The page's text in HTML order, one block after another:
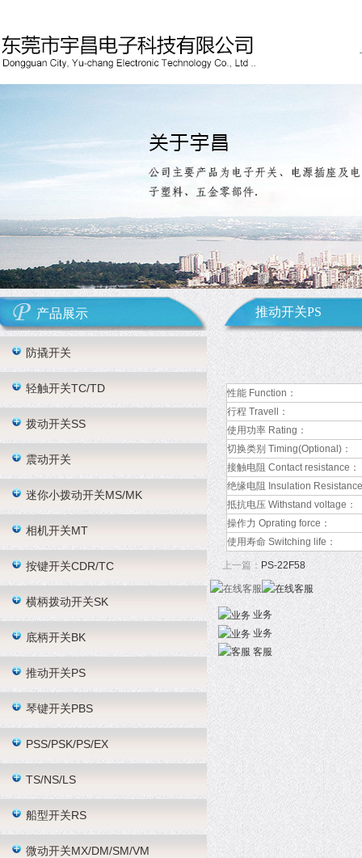
产品展示
防撬开关
轻触开关TC/TD
拨动开关SS
震动开关
迷你小拨动开关MS/MK
相机开关MT
按键开关CDR/TC
横柄拨动开关SK
底柄开关BK
推动开关PS
琴键开关PBS
PSS/PSK/PS/EX
TS/NS/LS
船型开关RS
微动开关MX/DM/SM/VM
推动开关PS
性能 Function：
行程 Travell：
使用功率 Rating：
切换类别 Timing(Optional)：
接触电阻 Contact resistance：
绝缘电阻 Insulation
抵抗电压 Withstand voltage：
操作力 Oprating force：
使用寿命 Switching life：
上一篇： PS-22F58
业务
业务
客服